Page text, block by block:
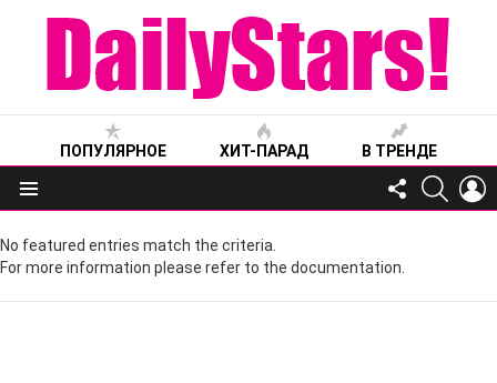
ПОПУЛЯРНОЕ ХИТ-ПАРАД В ТРЕНДЕ
Меню
FOLLOW
US
No featured entries match the criteria.
For more information please refer to the documentation.